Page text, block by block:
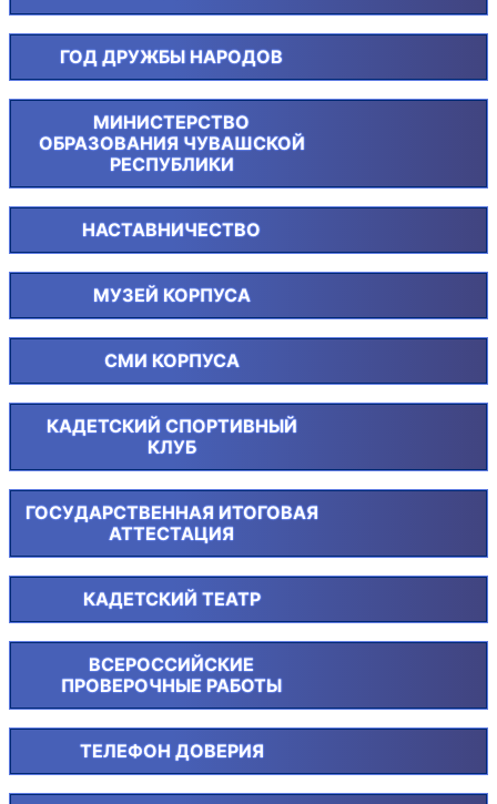
ГОД ДРУЖБЫ НАРОДОВ
МИНИСТЕРСТВО
ОБРАЗОВАНИЯ ЧУВАШСКОЙ
РЕСПУБЛИКИ
НАСТАВНИЧЕСТВО
МУЗЕЙ КОРПУСА
СМИ КОРПУСА
КАДЕТСКИЙ СПОРТИВНЫЙ
КЛУБ
ГОСУДАРСТВЕННАЯ ИТОГОВАЯ
АТТЕСТАЦИЯ
КАДЕТСКИЙ ТЕАТР
ВСЕРОССИЙСКИЕ
ПРОВЕРОЧНЫЕ РАБОТЫ
ТЕЛЕФОН ДОВЕРИЯ